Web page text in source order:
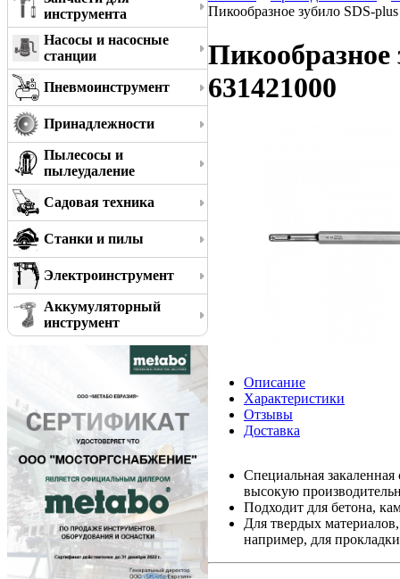
инструмента
Насосы и насосные
станции
Пневмоинструмент
Принадлежности
Пылесосы и
пылеудаление
Садовая техника
Станки и пилы
Электроинструмент
Аккумуляторный
инструмент
Пикообразное зубило SDS-
Пикообразное
631421000
Описание
Характеристики
Отзывы
Доставка
Специальная
высокую
Подходит для бетона,
Для твердых
например, для